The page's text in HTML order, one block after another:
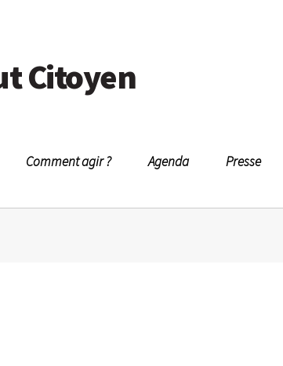
Citoyen
Comment agir ? Agenda Presse